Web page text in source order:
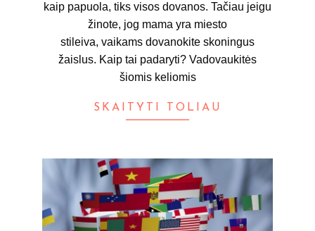
kaip papuola, tiks visos dovanos. Tačiau jeigu
žinote, jog mama yra miesto
stileiva, vaikams dovanokite skoningus
žaislus. Kaip tai padaryti? Vadovaukitės
šiomis keliomis
SKAITYTI TOLIAU